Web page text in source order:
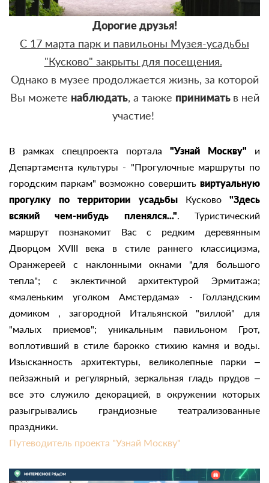
Дорогие друзья!
С 17 марта парк и павильоны Музея-усадьбы
"Кусково" закрыты для посещения.
Однако в музее продолжается жизнь, за которой
Вы можете наблюдать, а также принимать в ней
участие!
В рамках спецпроекта портала "Узнай Москву" и
Департамента культуры - "Прогулочные маршруты по
городским паркам" возможно совершить виртуальную
прогулку по территории усадьбыКусково"Здесь
всякий чем-нибудь пленялся...". Туристический
маршрут познакомит Вас с редким деревянным
Дворцом XVIII века в стиле раннего классицизма,
Оранжереей с наклонными окнами "для большого
тепла"; с эклектичной архитектурой Эрмитажа;
«маленьким уголком Амстердама» - Голландским
домиком , загородной Итальянской "виллой" для
"малых приемов"; уникальным павильоном Грот,
воплотивший в стиле барокко стихию камня и воды.
Изысканность архитектуры, великолепные парки –
пейзажный и регулярный, зеркальная гладь прудов –
все это служило декорацией, в окружении которых
разыгрывались грандиозные театрализованные
праздники.
Путеводитель проекта "Узнай Москву"